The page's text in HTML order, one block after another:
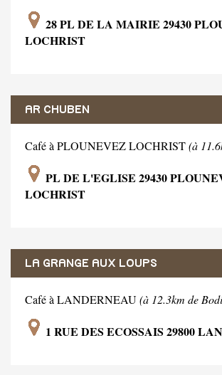
28 PL DE LA MAIRIE 29430
LOCHRIST
AR CHUBEN
Café à PLOUNEVEZ LOCHRIST(à
PL DE L'EGLISE 29430
LOCHRIST
LA GRANGE AUX LOUPS
Café à LANDERNEAU(à 12.3km de
1 RUE DES ECOSSAIS 29800